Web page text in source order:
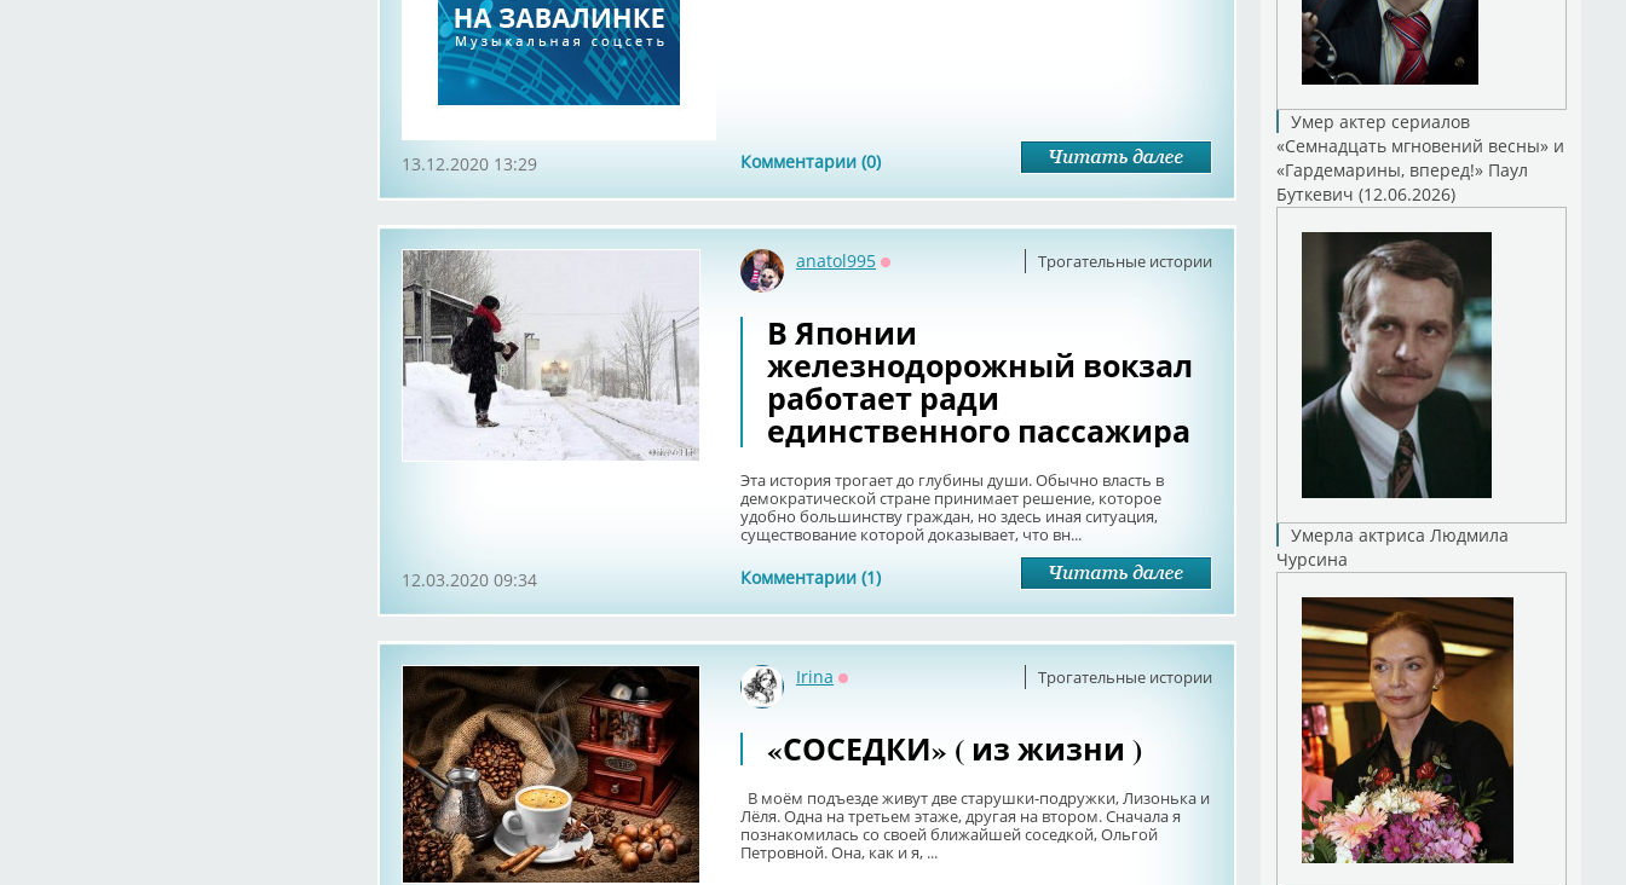
Комментарии (0)
13.12.2020 13:29
Трогательные истории
anatol995
В Японии
железнодорожный вокзал
работает ради
единственного пассажира
Эта история трогает до глубины души. Обычно власть в
демократической стране принимает решение, которое
удобно большинству граждан, но здесь иная ситуация,
существование которой доказывает, что вн...
Комментарии (1)
12.03.2020 09:34
Трогательные истории
Irina
«СОСЕДКИ» ( из жизни )
В моём подъезде живут две старушки-подружки, Лизонька и
Лёля. Одна на третьем этаже, другая на втором. Сначала я
познакомилась со своей ближайшей соседкой, Ольгой
Петровной. Она, как и я, ...
Умер актер сериалов
«Семнадцать мгновений весны» и
«Гардемарины, вперед!» Паул
Буткевич (12.06.2026)
Умерла актриса Людмила
Чурсина